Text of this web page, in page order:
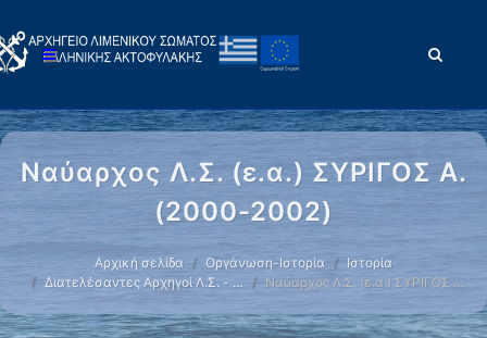
Ναύαρχος Λ.Σ. (ε.α.) ΣΥΡΙΓΟΣ Α.
(2000-2002)
Αρχική σελίδα Οργάνωση-Ιστορία
Ιστορία
Διατελέσαντες Αρχηγοί Λ.Σ. - …
Ναύαρχος Λ.Σ. (ε.α.) ΣΥΡΙΓΟΣ …